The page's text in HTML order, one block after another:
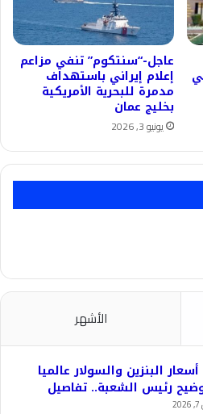
عاجل-“سنتكوم” تنفي مزاعم
إعلام إيراني باستهداف
مدمرة للبحرية الأمريكية
بخليج عمان
يونيو 3, 2026
الأشهر
البنزين والسولار عالميا
رئيس الشعبة.. تفاصيل